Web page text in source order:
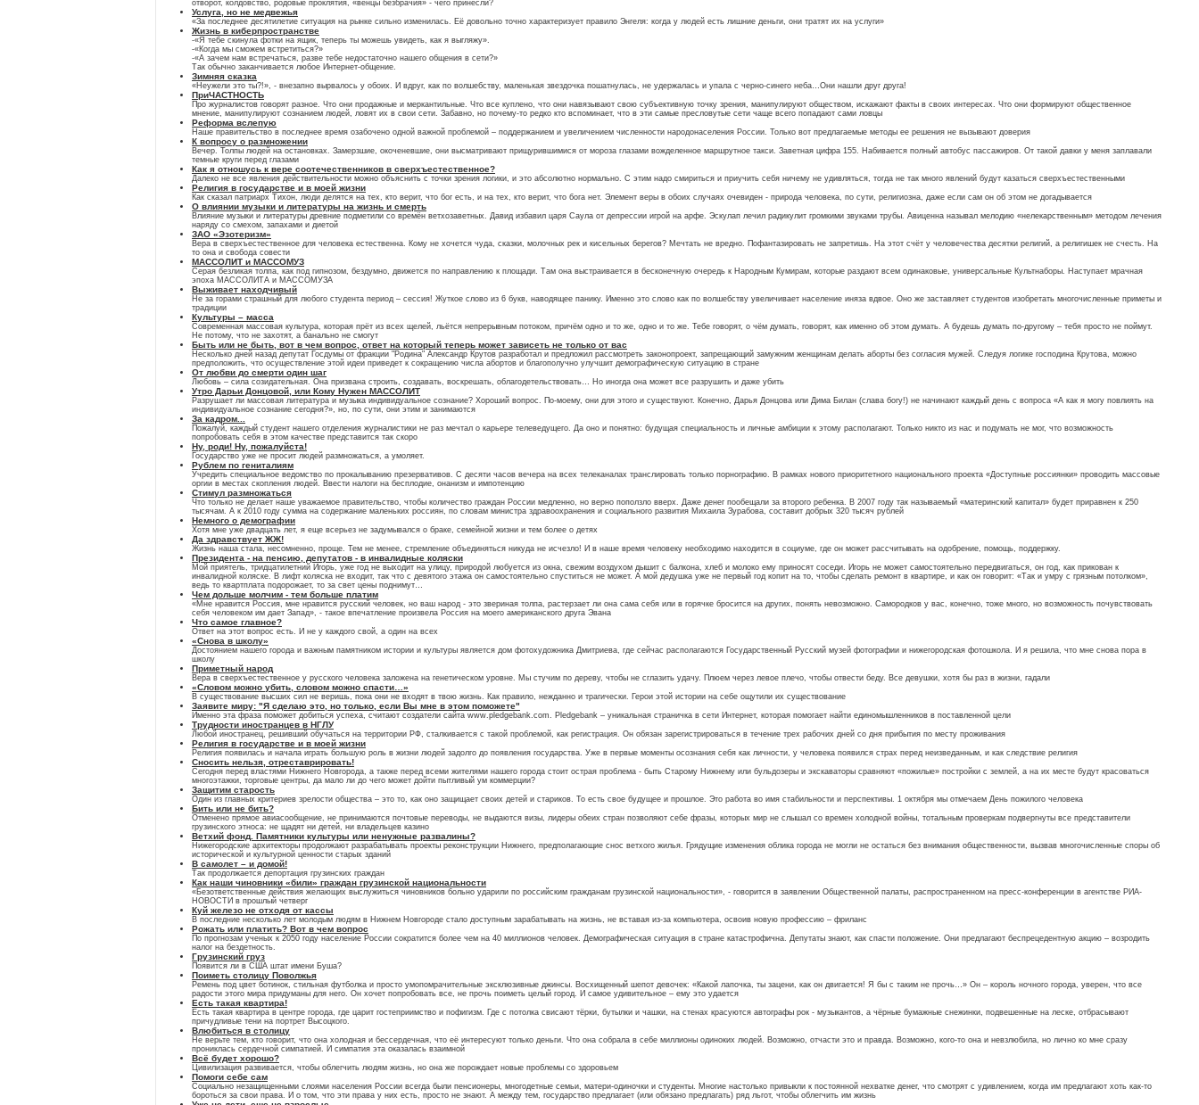
отворот, колдовство, родовые проклятия, «венцы безбрачия» - чего принесли?
Услуга, но не медвежья
«За последнее десятилетие ситуация на рынке сильно изменилась. Её довольно точно характеризует правило Энгеля: когда у людей есть лишние деньги, они тратят их на услуги»
Жизнь в киберпространстве
-«Я тебе скинула фотки на ящик, теперь ты можешь увидеть, как я выгляжу».
-«Когда мы сможем встретиться?»
-«А зачем нам встречаться, разве тебе недостаточно нашего общения в сети?»
Так обычно заканчивается любое Интернет-общение.
Зимняя сказка
«Неужели это ты?!», - внезапно вырвалось у обоих. И вдруг, как по волшебству, маленькая звездочка пошатнулась, не удержалась и упала с черно-синего неба…Они нашли друг друга!
ПриЧАСТНОСТЬ
Про журналистов говорят разное. Что они продажные и меркантильные. Что все куплено, что они навязывают свою субъективную точку зрения, манипулируют обществом, искажают факты в своих интересах. Что они формируют общественное
мнение, манипулируют сознанием людей, ловят их в свои сети. Забавно, но почему-то редко кто вспоминает, что в эти самые пресловутые сети чаще всего попадают сами ловцы
Реформа вслепую
Наше правительство в последнее время озабочено одной важной проблемой – поддержанием и увеличением численности народонаселения России. Только вот предлагаемые методы ее решения не вызывают доверия
К вопросу о размножении
Вечер. Толпы людей на остановках. Замерзшие, окоченевшие, они высматривают прищурившимися от мороза глазами вожделенное маршрутное такси. Заветная цифра 155. Набивается полный автобус пассажиров. От такой давки у меня заплавали
темные круги перед глазами
Как я отношусь к вере соотечественников в сверхъестественное?
Далеко не все явления действительности можно объяснить с точки зрения логики, и это абсолютно нормально. С этим надо смириться и приучить себя ничему не удивляться, тогда не так много явлений будут казаться сверхъестественными
Религия в государстве и в моей жизни
Как сказал патриарх Тихон, люди делятся на тех, кто верит, что бог есть, и на тех, кто верит, что бога нет. Элемент веры в обоих случаях очевиден - природа человека, по сути, религиозна, даже если сам он об этом не догадывается
О влиянии музыки и литературы на жизнь и смерть
Влияние музыки и литературы древние подметили со времён ветхозаветных. Давид избавил царя Саула от депрессии игрой на арфе. Эскулап лечил радикулит громкими звуками трубы. Авиценна называл мелодию «нелекарственным» методом лечения
наряду со смехом, запахами и диетой
ЗАО «Эзотеризм»
Вера в сверхъестественное для человека естественна. Кому не хочется чуда, сказки, молочных рек и кисельных берегов? Мечтать не вредно. Пофантазировать не запретишь. На этот счёт у человечества десятки религий, а религишек не счесть. На
то она и свобода совести
МАССОЛИТ и МАССОМУЗ
Серая безликая толпа, как под гипнозом, бездумно, движется по направлению к площади. Там она выстраивается в бесконечную очередь к Народным Кумирам, которые раздают всем одинаковые, универсальные Культнаборы. Наступает мрачная
эпоха МАССОЛИТА и МАССОМУЗА
Выживает находчивый
Не за горами страшный для любого студента период – сессия! Жуткое слово из 6 букв, наводящее панику. Именно это слово как по волшебству увеличивает население иняза вдвое. Оно же заставляет студентов изобретать многочисленные приметы и
традиции
Культуры – масса
Современная массовая культура, которая прёт из всех щелей, льётся непрерывным потоком, причём одно и то же, одно и то же. Тебе говорят, о чём думать, говорят, как именно об этом думать. А будешь думать по-другому – тебя просто не поймут.
Не потому, что не захотят, а банально не смогут
Быть или не быть, вот в чем вопрос, ответ на который теперь может зависеть не только от вас
Несколько дней назад депутат Госдумы от фракции "Родина" Александр Крутов разработал и предложил рассмотреть законопроект, запрещающий замужним женщинам делать аборты без согласия мужей. Следуя логике господина Крутова, можно
предположить, что осуществление этой идеи приведет к сокращению числа абортов и благополучно улучшит демографическую ситуацию в стране
От любви до смерти один шаг
Любовь – сила созидательная. Она призвана строить, создавать, воскрешать, облагодетельствовать… Но иногда она может все разрушить и даже убить
Утро Дарьи Донцовой, или Кому Нужен МАССОЛИТ
Разрушает ли массовая литература и музыка индивидуальное сознание? Хороший вопрос. По-моему, они для этого и существуют. Конечно, Дарья Донцова или Дима Билан (слава богу!) не начинают каждый день с вопроса «А как я могу повлиять на
индивидуальное сознание сегодня?», но, по сути, они этим и занимаются
За кадром...
Пожалуй, каждый студент нашего отделения журналистики не раз мечтал о карьере телеведущего. Да оно и понятно: будущая специальность и личные амбиции к этому располагают. Только никто из нас и подумать не мог, что возможность
попробовать себя в этом качестве представится так скоро
Ну, роди! Ну, пожалуйста!
Государство уже не просит людей размножаться, а умоляет.
Рублем по гениталиям
Учредить специальное ведомство по прокалыванию презервативов. С десяти часов вечера на всех телеканалах транслировать только порнографию. В рамках нового приоритетного национального проекта «Доступные россиянки» проводить массовые
оргии в местах скопления людей. Ввести налоги на бесплодие, онанизм и импотенцию
Стимул размножаться
Что только не делает наше уважаемое правительство, чтобы количество граждан России медленно, но верно поползло вверх. Даже денег пообещали за второго ребенка. В 2007 году так называемый «материнский капитал» будет приравнен к 250
тысячам. А к 2010 году сумма на содержание маленьких россиян, по словам министра здравоохранения и социального развития Михаила Зурабова, составит добрых 320 тысяч рублей
Немного о демографии
Хотя мне уже двадцать лет, я еще всерьез не задумывался о браке, семейной жизни и тем более о детях
Да здравствует ЖЖ!
Жизнь наша стала, несомненно, проще. Тем не менее, стремление объединяться никуда не исчезло! И в наше время человеку необходимо находится в социуме, где он может рассчитывать на одобрение, помощь, поддержку.
Президента - на пенсию, депутатов - в инвалидные коляски
Мой приятель, тридцатилетний Игорь, уже год не выходит на улицу, природой любуется из окна, свежим воздухом дышит с балкона, хлеб и молоко ему приносят соседи. Игорь не может самостоятельно передвигаться, он год, как прикован к
инвалидной коляске. В лифт коляска не входит, так что с девятого этажа он самостоятельно спуститься не может. А мой дедушка уже не первый год копит на то, чтобы сделать ремонт в квартире, и как он говорит: «Так и умру с грязным потолком»,
ведь то квартплата подорожает, то за свет цены поднимут…
Чем дольше молчим - тем больше платим
«Мне нравится Россия, мне нравится русский человек, но ваш народ - это звериная толпа, растерзает ли она сама себя или в горячке бросится на других, понять невозможно. Самородков у вас, конечно, тоже много, но возможность почувствовать
себя человеком им дает Запад», - такое впечатление произвела Россия на моего американского друга Эвана
Что самое главное?
Ответ на этот вопрос есть. И не у каждого свой, а один на всех
«Снова в школу»
Достоянием нашего города и важным памятником истории и культуры является дом фотохудожника Дмитриева, где сейчас располагаются Государственный Русский музей фотографии и нижегородская фотошкола. И я решила, что мне снова пора в
школу
Приметный народ
Вера в сверхъестественное у русского человека заложена на генетическом уровне. Мы стучим по дереву, чтобы не сглазить удачу. Плюем через левое плечо, чтобы отвести беду. Все девушки, хотя бы раз в жизни, гадали
«Словом можно убить, словом можно спасти…»
В существование высших сил не веришь, пока они не входят в твою жизнь. Как правило, нежданно и трагически. Герои этой истории на себе ощутили их существование
Заявите миру: "Я сделаю это, но только, если Вы мне в этом поможете"
Именно эта фраза поможет добиться успеха, считают создатели сайта www.pledgebank.com. Pledgebank – уникальная страничка в сети Интернет, которая помогает найти единомышленников в поставленной цели
Трудности иностранцев в НГЛУ
Любой иностранец, решивший обучаться на территории РФ, сталкивается с такой проблемой, как регистрация. Он обязан зарегистрироваться в течение трех рабочих дней со дня прибытия по месту проживания
Религия в государстве и в моей жизни
Религия появилась и начала играть большую роль в жизни людей задолго до появления государства. Уже в первые моменты осознания себя как личности, у человека появился страх перед неизведанным, и как следствие религия
Сносить нельзя, отреставрировать!
Сегодня перед властями Нижнего Новгорода, а также перед всеми жителями нашего города стоит острая проблема - быть Старому Нижнему или бульдозеры и экскаваторы сравняют «пожилые» постройки с землей, а на их месте будут красоваться
многоэтажки, торговые центры, да мало ли до чего может дойти пытливый ум коммерции?
Защитим старость
Один из главных критериев зрелости общества – это то, как оно защищает своих детей и стариков. То есть свое будущее и прошлое. Это работа во имя стабильности и перспективы. 1 октября мы отмечаем День пожилого человека
Бить или не бить?
Отменено прямое авиасообщение, не принимаются почтовые переводы, не выдаются визы, лидеры обеих стран позволяют себе фразы, которых мир не слышал со времен холодной войны, тотальным проверкам подвергнуты все представители
грузинского этноса: не щадят ни детей, ни владельцев казино
Ветхий фонд. Памятники культуры или ненужные развалины?
Нижегородские архитекторы продолжают разрабатывать проекты реконструкции Нижнего, предполагающие снос ветхого жилья. Грядущие изменения облика города не могли не остаться без внимания общественности, вызвав многочисленные споры об
исторической и культурной ценности старых зданий
В самолет – и домой!
Так продолжается депортация грузинских граждан
Как наши чиновники «били» граждан грузинской национальности
«Безответственные действия желающих выслужиться чиновников больно ударили по российским гражданам грузинской национальности», - говорится в заявлении Общественной палаты, распространенном на пресс-конференции в агентстве РИА-
НОВОСТИ в прошлый четверг
Куй железо не отходя от кассы
В последние несколько лет молодым людям в Нижнем Новгороде стало доступным зарабатывать на жизнь, не вставая из-за компьютера, освоив новую профессию – фриланс
Рожать или платить? Вот в чем вопрос
По прогнозам ученых к 2050 году население России сократится более чем на 40 миллионов человек. Демографическая ситуация в стране катастрофична. Депутаты знают, как спасти положение. Они предлагают беспрецедентную акцию – возродить
налог на бездетность.
Грузинский груз
Появится ли в США штат имени Буша?
Поиметь столицу Поволжья
Ремень под цвет ботинок, стильная футболка и просто умопомрачительные эксклюзивные джинсы. Восхищенный шепот девочек: «Какой лапочка, ты зацени, как он двигается! Я бы с таким не прочь…» Он – король ночного города, уверен, что все
радости этого мира придуманы для него. Он хочет попробовать все, не прочь поиметь целый город. И самое удивительное – ему это удается
Есть такая квартира!
Есть такая квартира в центре города, где царит гостеприимство и пофигизм. Где с потолка свисают тёрки, бутылки и чашки, на стенах красуются автографы рок - музыкантов, а чёрные бумажные снежинки, подвешенные на леске, отбрасывают
причудливые тени на портрет Высоцкого.
Влюбиться в столицу
Не верьте тем, кто говорит, что она холодная и бессердечная, что её интересуют только деньги. Что она собрала в себе миллионы одиноких людей. Возможно, отчасти это и правда. Возможно, кого-то она и невзлюбила, но лично ко мне сразу
прониклась сердечной симпатией. И симпатия эта оказалась взаимной
Всё будет хорошо?
Цивилизация развивается, чтобы облегчить людям жизнь, но она же порождает новые проблемы со здоровьем
Помоги себе сам
Социально незащищенными слоями населения России всегда были пенсионеры, многодетные семьи, матери-одиночки и студенты. Многие настолько привыкли к постоянной нехватке денег, что смотрят с удивлением, когда им предлагают хоть как-то
бороться за свои права. И о том, что эти права у них есть, просто не знают. А между тем, государство предлагает (или обязано предлагать) ряд льгот, чтобы облегчить им жизнь